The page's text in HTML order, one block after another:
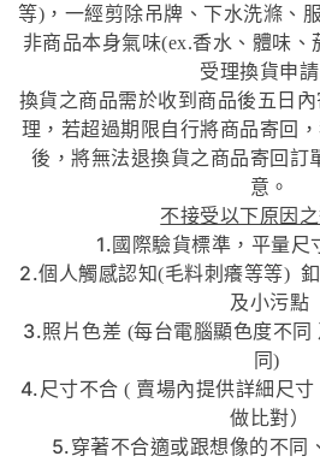
等) ，一經剪除吊牌、下水洗滌、
非商品本身氣味(ex.香水、體味、
受理換貨申請
換貨之商品需於收到商品後五日內
理， 若超過期限自行將商品寄回，
後， 將無法退換貨之商品寄回訂
意。
不接受以下原因
1.國際驗貨標準，平量尺
2.個人觸感認知(毛料刺癢等等)
及小污點
3.照片色差 (每台電腦顯色度不同
同)
4.尺寸不合 ( 賣場內提供詳細尺寸
做比對）
5.穿著不合適或跟想像的不同